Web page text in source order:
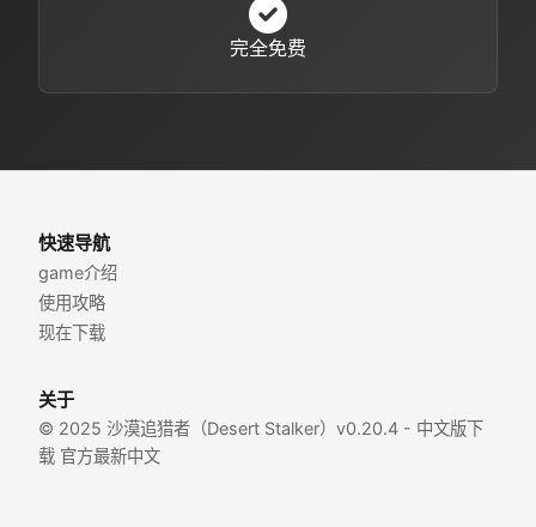
完全免费
快速导航
game介绍
使用攻略
现在下载
关于
© 2025 沙漠追猎者（Desert Stalker）v0.20.4 - 中文版下
载 官方最新中文